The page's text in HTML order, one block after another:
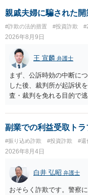
親戚夫婦に騙された
#詐欺の法的措置 #投資詐欺
2026年8月9日
王 宣麟 弁護士
まず、公訴時効の中断に
した後、裁判所が起訴状
査・裁判を免れる目的で
この規定によって時効が
は、刑事事件化するとい
られます。 他方で、相手
事事件として、損害賠償
て返金を求める方法も考
否かにより結論が分かれま
副業での利益受取ト
#振り込め詐欺 #投資詐欺 #還
2026年8月4日
白井 弘昭 弁護士
おそらく詐欺です。警察